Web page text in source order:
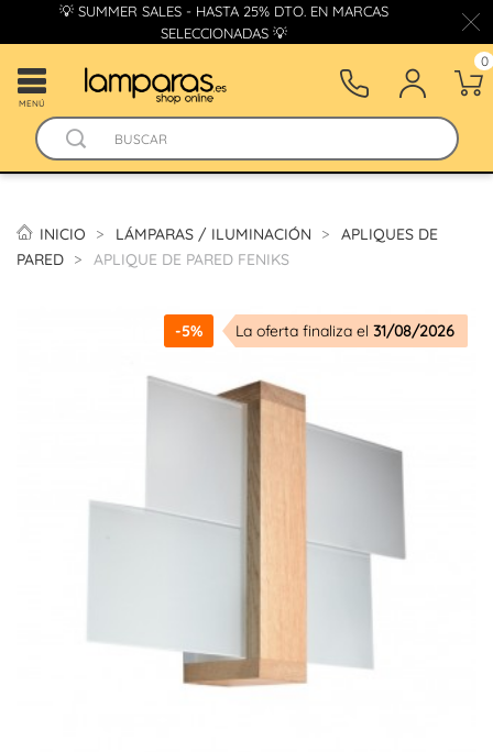
💡 SUMMER SALES - HASTA 25% DTO. EN MARCAS
SELECCIONADAS 💡
MENÚ
0
INICIO LÁMPARAS / ILUMINACIÓN
APLIQUES DE
PARED
APLIQUE DE PARED FENIKS
-5% La oferta finaliza el 31/08/2026